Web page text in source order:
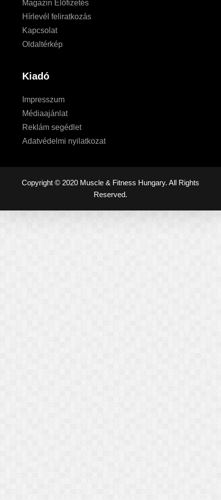
Magazin Előfizetés
Hírlevél feliratkozás
Kapcsolat
Oldaltérkép
Kiadó
Impresszum
Médiaajánlat
Reklám segédlet
Adatvédelmi nyilatkozat
Copyright © 2020 Muscle & Fitness Hungary. All Rights
Reserved.